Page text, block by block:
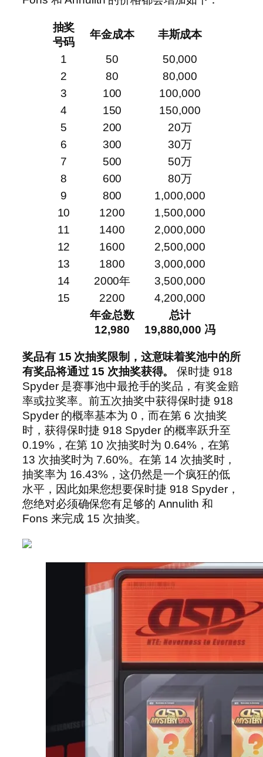
抽奖
号码
年金成本
丰斯成本
1
50
50,000
2
80
80,000
3
100
100,000
4
150
150,000
5
200
20万
6
300
30万
7
500
50万
8
600
80万
9
800
1,000,000
10
1200
1,500,000
11
1400
2,000,000
12
1600
2,500,000
13
1800
3,000,000
14
2000年
3,500,000
15
2200
4,200,000
年金总数
12,980
总计
19,880,000 冯
奖品有 15 次抽奖限制，这意味着奖池中的所
有奖品将通过 15 次抽奖获得。保时捷 918
Spyder 是赛事池中最抢手的奖品，有奖金赔
率或拉奖率。前五次抽奖中获得保时捷 918
Spyder 的概率基本为 0，而在第 6 次抽奖
时，获得保时捷 918 Spyder 的概率跃升至
0.19%，在第 10 次抽奖时为 0.64%，在第
13 次抽奖时为 7.60%。在第 14 次抽奖时，
抽奖率为 16.43%，这仍然是一个疯狂的低
水平，因此如果您想要保时捷 918 Spyder，
您绝对必须确保您有足够的 Annulith 和
Fons 来完成 15 次抽奖。